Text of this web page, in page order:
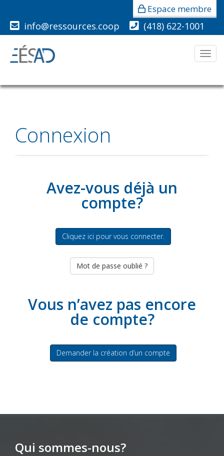
Espace membre
info@ressources.coop (418) 622-1001
Connexion
Avez-vous déjà un
compte?
Cliquez ici pour vous connecter.
Mot de passe oublié ?
Vous n’avez pas encore
de compte?
Demander la création d’un compte
Qui sommes-nous?